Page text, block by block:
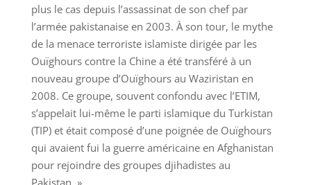
plus le cas depuis l’assassinat de son chef par
l’armée pakistanaise en 2003. À son tour, le mythe
de la menace terroriste islamiste dirigée par les
Ouïghours contre la Chine a été transféré à un
nouveau groupe d’Ouïghours au Waziristan en
2008. Ce groupe, souvent confondu avec l’ETIM,
s’appelait lui-même le parti islamique du Turkistan
(TIP) et était composé d’une poignée de Ouïghours
qui avaient fui la guerre américaine en Afghanistan
pour rejoindre des groupes djihadistes au